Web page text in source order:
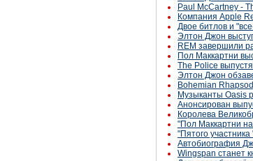
Paul McCartney -
Компания Apple
Двое битлов и
Элтон Джон
REM завершили
Пол Маккартни
The Police
Элтон Джон
Bohemian
Музыканты Oasis
Анонсирован
Королева
"Пол Маккартни
"Пятого
Автобиография
Wingspan станет